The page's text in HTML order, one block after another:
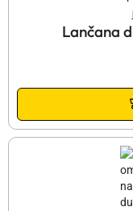
Lančana